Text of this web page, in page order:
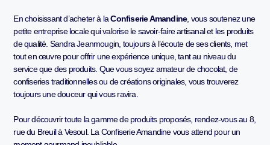
En choisissant d’acheter à laConfiserie Amandine, vous soutenez une
petite entreprise locale qui valorise le savoir-faire artisanal et les produits
de qualité. Sandra Jeanmougin, toujours à l’écoute de ses clients, met
tout en œuvre pour offrir une expérience unique, tant au niveau du
service que des produits. Que vous soyez amateur de chocolat, de
confiseries traditionnelles ou de créations originales, vous trouverez
toujours une douceur qui vous ravira.
Pour découvrir toute la gamme de produits proposés, rendez-vous au 8,
rue du Breuil à Vesoul. La Confiserie Amandine vous attend pour un